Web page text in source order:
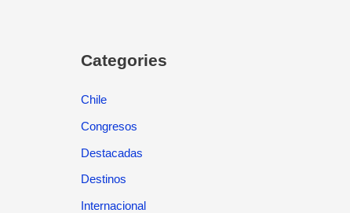
Categories
Chile
Congresos
Destacadas
Destinos
Internacional